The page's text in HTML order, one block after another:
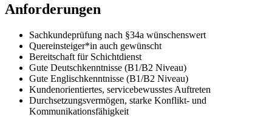
Anforderungen
Sachkundeprüfung nach §34a wünschenswert
Quereinsteiger*in auch gewünscht
Bereitschaft für Schichtdienst
Gute Deutschkenntnisse (B1/B2 Niveau)
Gute Englischkenntnisse (B1/B2 Niveau)
Kundenorientiertes, servicebewusstes Auftreten
Durchsetzungsvermögen, starke Konflikt- und
Kommunikationsfähigkeit